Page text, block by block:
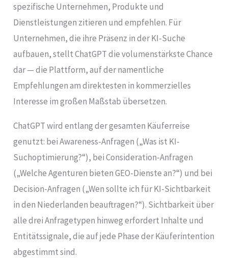
spezifische Unternehmen, Produkte und
Dienstleistungen zitieren und empfehlen. Für
Unternehmen, die ihre Präsenz in der KI-Suche
aufbauen, stellt ChatGPT die volumenstärkste Chance
dar — die Plattform, auf der namentliche
Empfehlungen am direktesten in kommerzielles
Interesse im großen Maßstab übersetzen.
ChatGPT wird entlang der gesamten Käuferreise
genutzt: bei Awareness-Anfragen („Was ist KI-
Suchoptimierung?“), bei Consideration-Anfragen
(„Welche Agenturen bieten GEO-Dienste an?“) und bei
Decision-Anfragen („Wen sollte ich für KI-Sichtbarkeit
in den Niederlanden beauftragen?“). Sichtbarkeit über
alle drei Anfragetypen hinweg erfordert Inhalte und
Entitätssignale, die auf jede Phase der Käuferintention
abgestimmt sind.